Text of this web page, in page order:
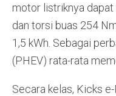
motor listriknya
dan torsi buas 254
1,5 kWh. Sebagai
(PHEV) rata-rata
Secara kelas, Kicks